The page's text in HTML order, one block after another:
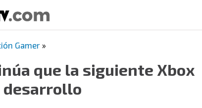
Gamer»
que la siguiente Xbox
desarrollo